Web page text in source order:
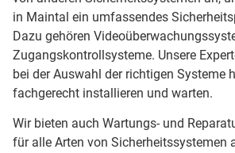
in Maintal ein umfassendes
Dazu gehören
Zugangskontrollsysteme. Unsere
bei der Auswahl der richtigen Systeme
fachgerecht installieren und warten.
Wir bieten auch Wartungs- und
für alle Arten von Sicherheitssystemen